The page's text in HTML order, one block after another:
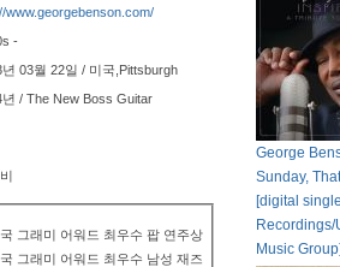
www.georgebenson.com/
-
년 03월 22일 / 미국,Pittsburgh
년 / The New Boss Guitar
그래미 어워드 최우수 팝 연주상
그래미 어워드 최우수 남성 재즈
George
Sunday,
[digital
Music